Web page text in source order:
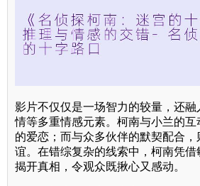
影片不仅仅是一场智力的较量，还
情等多重情感元素。柯南与小兰的
的爱恋；而与众多伙伴的默契配合
谊。在错综复杂的线索中，柯南凭
揭开真相，令观众既揪心又感动。